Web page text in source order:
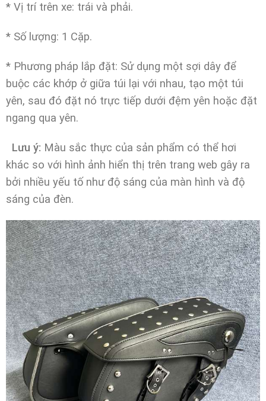
* Vị trí trên xe: trái và phải.
* Số lượng: 1 Cặp.
* Phương pháp lắp đặt: Sử dụng một sợi dây để
buộc các khớp ở giữa túi lại với nhau, tạo một túi
yên, sau đó đặt nó trực tiếp dưới đệm yên hoặc đặt
ngang qua yên.
Lưu ý: Màu sắc thực của sản phẩm có thể hơi
khác so với hình ảnh hiển thị trên trang web gây ra
bởi nhiều yếu tố như độ sáng của màn hình và độ
sáng của đèn.